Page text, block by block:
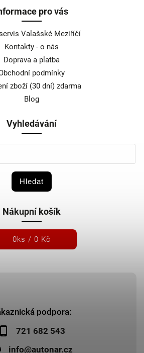
podpora:
721 682 543
info@autonar.cz
pro vás
Valašské Meziříčí
Kontakty - o nás
Doprava a platba
podmínky
zboží (30 dní) zdarma
Blog
Vyhledávání
Hledat
Nákupní košík
0ks / 0 Kč